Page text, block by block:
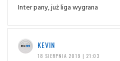
Inter pany, już liga wygrana
KEVIN
18 SIERPNIA 2019 | 21:03